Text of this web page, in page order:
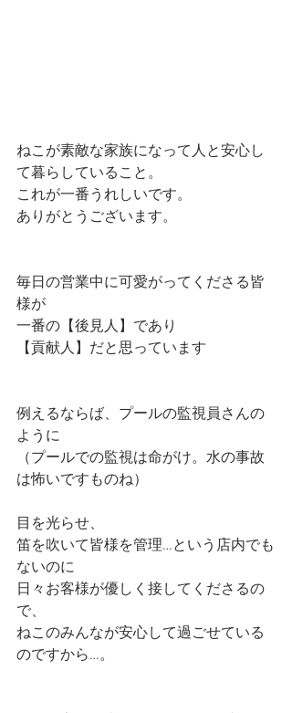
ねこが素敵な家族になって人と安心し
て暮らしていること。
これが一番うれしいです。
ありがとうございます。
毎日の営業中に可愛がってくださる皆
様が
一番の【後見人】であり
【貢献人】だと思っています
例えるならば、プールの監視員さんの
ように
（プールでの監視は命がけ。水の事故
は怖いですものね）
目を光らせ、
笛を吹いて皆様を管理…という店内でも
ないのに
日々お客様が優しく接してくださるの
で、
ねこのみんなが安心して過ごせている
のですから…。